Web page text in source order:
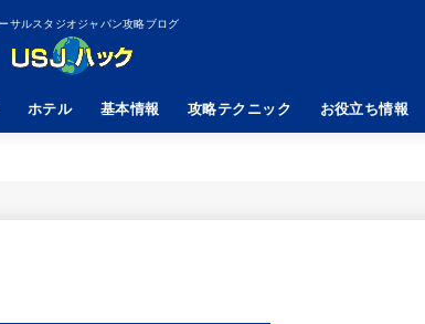
サルスタジオジャパン攻略ブログ
ホテル 基本情報 攻略テクニック お役立ち情報